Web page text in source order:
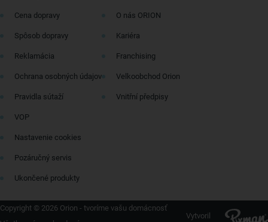
Cena dopravy
Spôsob dopravy
Reklamácia
Ochrana osobných údajov
Pravidla sútaží
VOP
Nastavenie cookies
Pozáručný servis
Ukončené produkty
O nás ORION
Kariéra
Franchising
Velkoobchod Orion
Vnitřní předpisy
Copyright © 2026 Orion - tvoríme vašu domácnosť
Vytvoril